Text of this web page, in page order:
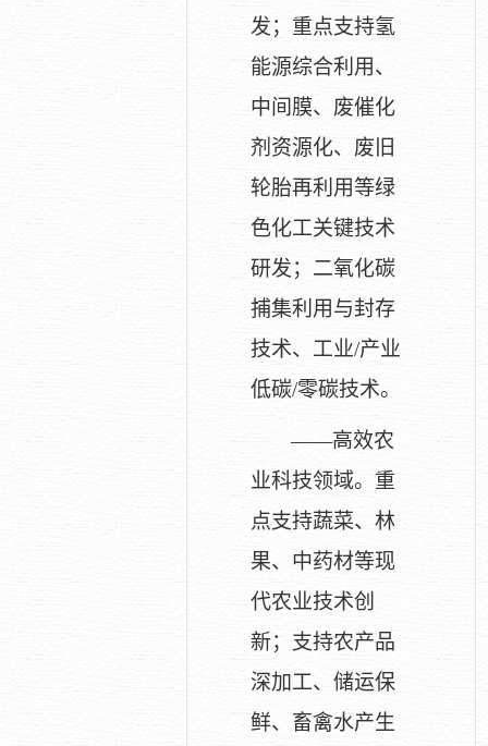
发；重点支持氢
能源综合利用、
中间膜、废催化
剂资源化、废旧
轮胎再利用等绿
色化工关键技术
研发；二氧化碳
捕集利用与封存
技术、工业/产业
低碳/零碳技术。
——高效农
业科技领域。重
点支持蔬菜、林
果、中药材等现
代农业技术创
新；支持农产品
深加工、储运保
鲜、畜禽水产生